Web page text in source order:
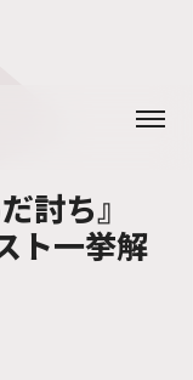
討ち』
ト一挙解